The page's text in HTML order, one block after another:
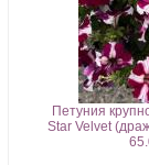
Петуния
Star Velvet